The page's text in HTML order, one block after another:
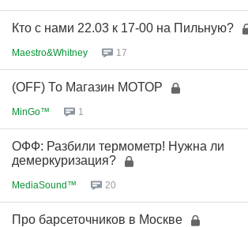
Кто с нами 22.03 к 17-00 на Пильную?
Maestro&Whitney 17
(OFF) То Магазин МОТОР
MinGo™ 1
ОФФ: Разбили термометр! Нужна ли
демеркуризация?
MediaSound™ 20
Про барсеточников в Москве